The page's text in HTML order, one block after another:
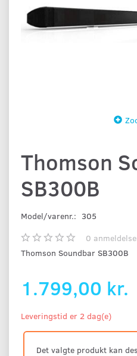
Thomson
SB300B
Model/varenr.: 305
0
Thomson Soundbar SB300B
1.799,00 kr.
Leveringstid er 2 dag(e)
Det valgte produkt kan